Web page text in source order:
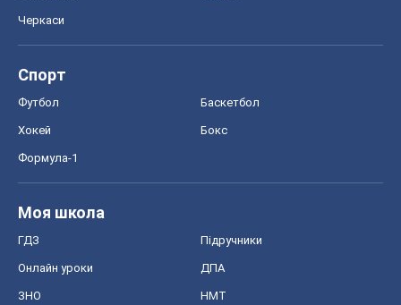
Черкаси
Спорт
Футбол Баскетбол
Хокей Бокс
Формула-1
Моя школа
ГДЗ Підручники
Онлайн уроки ДПА
ЗНО НМТ